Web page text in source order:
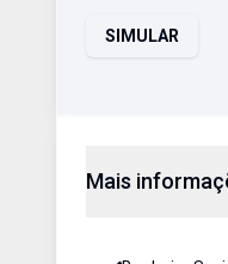
SIMULAR
Mais